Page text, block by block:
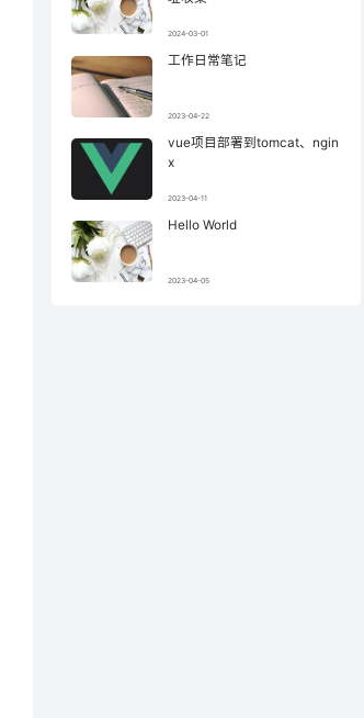
2024-03-01
工作日常笔记
2023-04-22
vue项目部署到tomcat、ngin
x
2023-04-11
Hello World
2023-04-05